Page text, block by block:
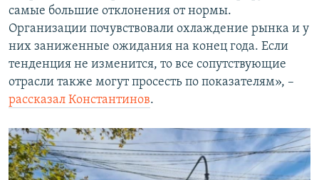
самые большие отклонения от нормы.
Организации почувствовали охлаждение рынка и у
них заниженные ожидания на конец года. Если
тенденция не изменится, то все сопутствующие
отрасли также могут просесть по показателям», –
рассказал Константинов.